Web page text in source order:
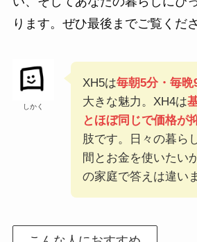
ります。ぜひ最後までご覧くださ
しかく
XH5は毎朝5分・毎晩
大きな魅力。XH4は
とほぼ同じで価格が
肢です。日々の暮ら
間とお金を使いたい
の家庭で答えは違い